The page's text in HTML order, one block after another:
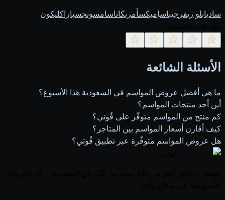
ساديابلو ريفر جيباسإمبكسأمريكاناسامسونجسيارا كليكون
الأسئلة الشائعة
ما هي أفضل عروض المواسم في السعودية هذا الأسبوع؟
أين أجد منتجات المواسم؟
كم منتج من المواسم متوفّر على قُوتي؟
كيف أقارن أسعار المواسم بين المتاجر؟
هل عروض المواسم متوفّرة عبر تطبيق قُوتي؟